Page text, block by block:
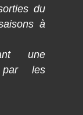
du
à
une
par les